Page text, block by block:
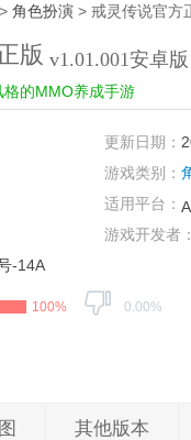
> 角色扮演 > 戒灵传说官方
版 v1.01.001安卓版
的MMO养成手游
更新日期：
游戏类别：
适用平台：
游戏开发者
-14A
100% 0.00%
其他版本